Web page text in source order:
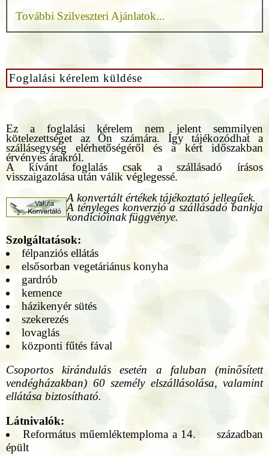
További Szilveszteri Ajánlatok...
Foglalási kérelem küldése
Ez a foglalási kérelem nem jelent semmilyen
kötelezettséget az Ön számára. Így tájékozódhat a
szállásegység elérhetőségéről és a kért időszakban
érvényes árakról.
A kívánt foglalás csak a szállásadó írásos
visszaigazolása után válik véglegessé.
A konvertált értékek tájékoztató jellegűek.
A tényleges konverzió a szállásadó bankja
kondícióinak függvénye.
Szolgáltatások:
félpanziós ellátás
elsősorban vegetáriánus konyha
gardrób
kemence
házikenyér sütés
szekerezés
lovaglás
központi fűtés fával
Csoportos kirándulás esetén a faluban (minősített
vendégházakban) 60 személy elszállásolása, valamint
ellátása biztosítható.
Látnivalók:
Református műemléktemploma a 14. században
épült